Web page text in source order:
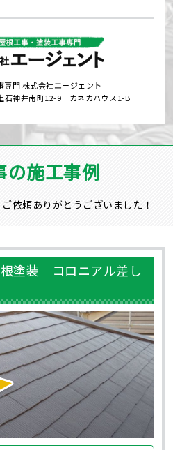
専門 株式会社エージェント
石神井南町12-9 カネカハウス1-B
の施工事例
依頼ありがとうございました！
塗装 コロニアル差し